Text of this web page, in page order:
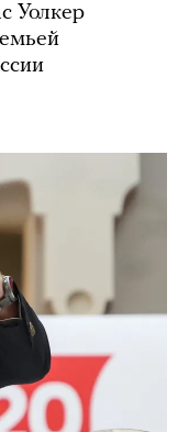
Уолкер